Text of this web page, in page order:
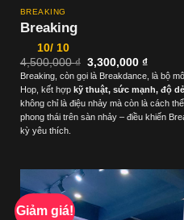
BREAKING
Breaking
10/ 10
4,500,000₫ Giá
gốc
là:
4,500,000 ₫.
3,300,000 ₫Giá
hiện
tại
là:
Breaking, còn gọi là Breakdance, là bộ
Hop, kết hợp kỹ thuật, sức mạnh, độ
không chỉ là điệu nhảy mà còn là cách
phong thái trên sàn nhảy – điều khiến
kỳ yêu thích.
Giảm giá!